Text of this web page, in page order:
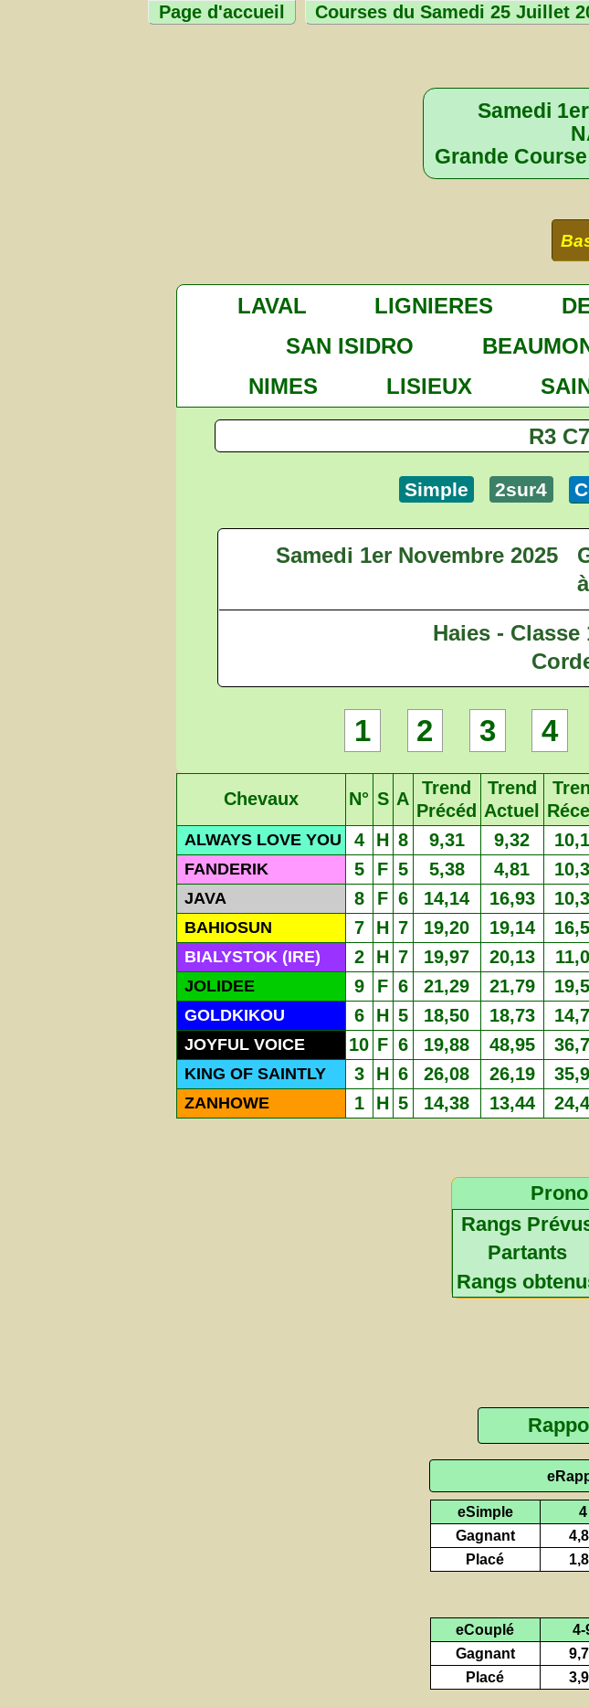
Page d'accueil Courses du Samedi 25 Juillet
Samedi
Grande
LAVAL LIGNIERES
SAN ISIDRO
NIMES
LISIEUX
R3
Simple 2sur4
Samedi 1er Novembre 2025
Haies - Classe
1 2 3 4
Chevaux N° S A
Trend
Précéd
Trend
Actuel
ALWAYS LOVE YOU 4 H 8 9,31 9,32
FANDERIK 5 F 5 5,38 4,81
JAVA 8 F 6 14,14 16,93
BAHIOSUN 7 H 7 19,20 19,14
BIALYSTOK (IRE) 2 H 7 19,97 20,13
JOLIDEE 9 F 6 21,29 21,79
GOLDKIKOU 6 H 5 18,50 18,73
JOYFUL VOICE 10 F 6 19,88 48,95
KING OF SAINTLY 3 H 6 26,08 26,19
ZANHOWE 1 H 5 14,38 13,44
Rangs
Partants
Rangs
eSimple 4
Gagnant
Placé
eCouplé 4-
Gagnant
Placé